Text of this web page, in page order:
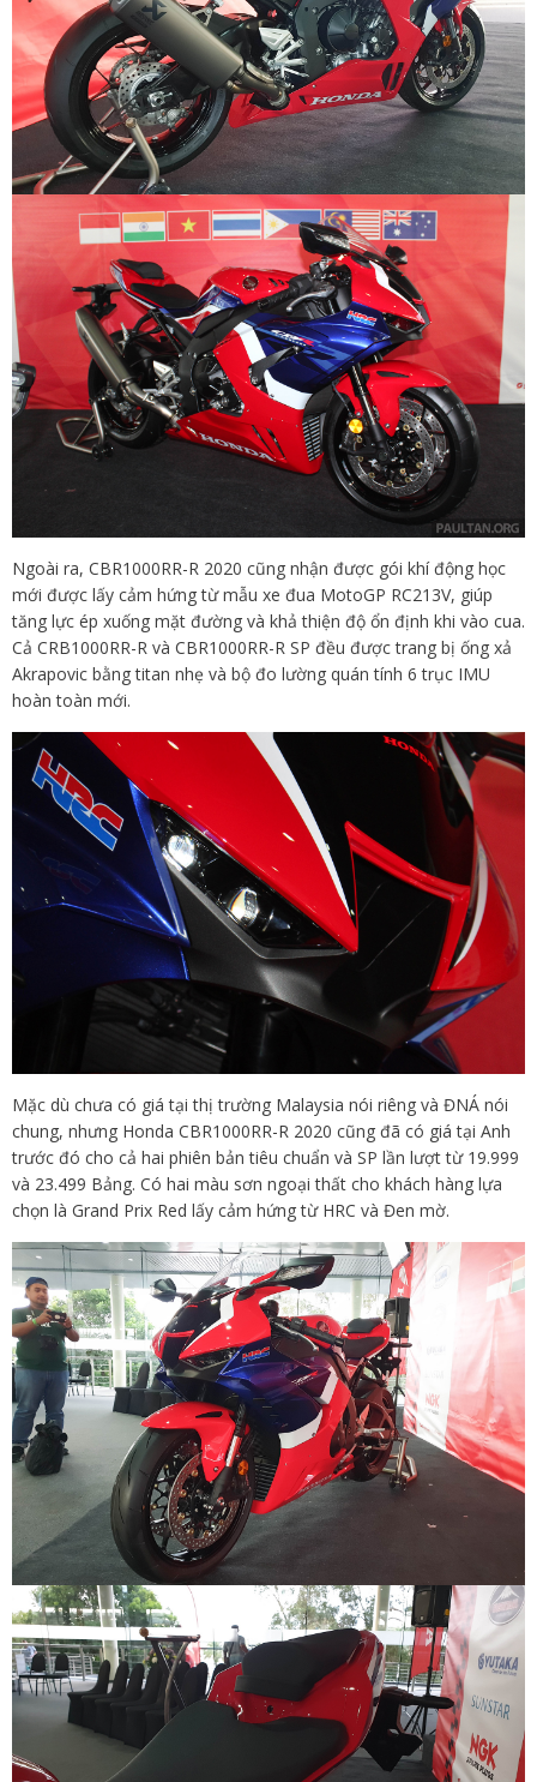
Ngoài ra, CBR1000RR-R 2020 cũng nhận được gói khí động học
mới được lấy cảm hứng từ mẫu xe đua MotoGP RC213V, giúp
tăng lực ép xuống mặt đường và khả thiện độ ổn định khi vào cua.
Cả CRB1000RR-R và CBR1000RR-R SP đều được trang bị ống xả
Akrapovic bằng titan nhẹ và bộ đo lường quán tính 6 trục IMU
hoàn toàn mới.
Mặc dù chưa có giá tại thị trường Malaysia nói riêng và ĐNÁ nói
chung, nhưng Honda CBR1000RR-R 2020 cũng đã có giá tại Anh
trước đó cho cả hai phiên bản tiêu chuẩn và SP lần lượt từ 19.999
và 23.499 Bảng. Có hai màu sơn ngoại thất cho khách hàng lựa
chọn là Grand Prix Red lấy cảm hứng từ HRC và Đen mờ.